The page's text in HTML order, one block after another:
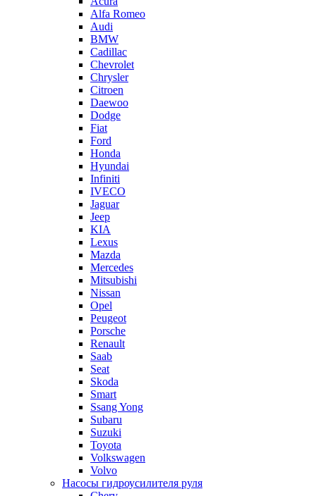
Alfa Romeo
Audi
BMW
Cadillac
Chevrolet
Chrysler
Citroen
Daewoo
Dodge
Fiat
Ford
Honda
Hyundai
Infiniti
IVECO
Jaguar
Jeep
KIA
Lexus
Mazda
Mercedes
Mitsubishi
Nissan
Opel
Peugeot
Porsche
Renault
Saab
Seat
Skoda
Smart
Ssang Yong
Subaru
Suzuki
Toyota
Volkswagen
Volvo
Насосы гидроусилителя руля